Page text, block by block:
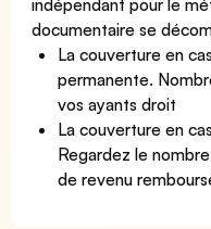
documentaire se
La couverture en
permanente.
vos ayants droit
La couverture en
Regardez le
de revenu